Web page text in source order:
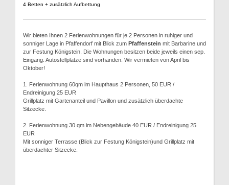
4 Betten + zusätzlich Aufbettung
Wir bieten Ihnen 2 Ferienwohnungen für je 2 Personen in ruhiger und
sonniger Lage in Pfaffendorf mit Blick zum Pfaffenstein mit Barbarine und
zur Festung Königstein. Die Wohnungen besitzen beide jeweils einen sep.
Eingang. Autostellplätze sind vorhanden. Wir vermieten von April bis
Oktober!
1. Ferienwohnung 60qm im Haupthaus 2 Personen, 50 EUR /
Endreinigung 25 EUR
Grillplatz mit Gartenanteil und Pavillon und zusätzlich überdachte
Sitzecke.
2. Ferienwohnung 30 qm im Nebengebäude 40 EUR / Endreinigung 25
EUR
Mit sonniger Terrasse (Blick zur Festung Königstein)und Grillplatz mit
überdachter Sitzecke.